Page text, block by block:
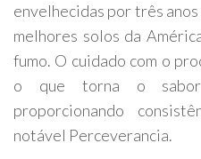
envelhecidas por três
melhores solos da
fumo. O cuidado com o
o que torna o
proporcionando
notável Perceverancia.